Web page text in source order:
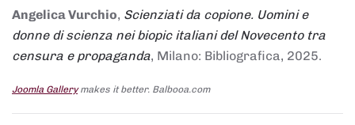
Angelica Vurchio, Scienziati da copione. Uomini e
donne di scienza nei biopic italiani del Novecento tra
censura e propaganda, Milano: Bibliografica, 2025.
Joomla Gallerymakes it better. Balbooa.com